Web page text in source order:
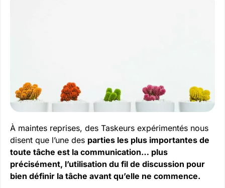
À maintes reprises, des Taskeurs expérimentés nous
disent que l’une des parties les plus importantes de
toute tâche est la communication… plus
précisément, l’utilisation du fil de discussion pour
bien définir la tâche avant qu’elle ne commence.